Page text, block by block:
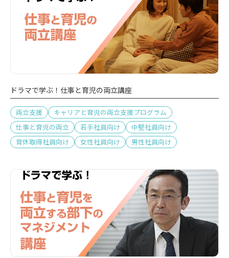
ドラマで学ぶ！仕事と育児の両立講座
両立支援
キャリアと育児の両立支援プログラム
仕事と育児の両立
若手社員向け
中堅社員向け
育休取得社員向け
女性社員向け 男性社員向け